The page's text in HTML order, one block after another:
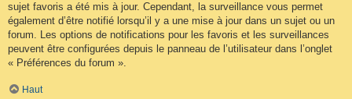
sujet favoris a été mis à jour. Cependant, la surveillance vous permet
également d’être notifié lorsqu’il y a une mise à jour dans un sujet ou un
forum. Les options de notifications pour les favoris et les surveillances
peuvent être configurées depuis le panneau de l’utilisateur dans l’onglet
« Préférences du forum ».
Haut